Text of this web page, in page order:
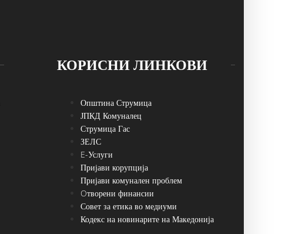
КОРИСНИ ЛИНКОВИ
Општина Струмица
ЈПКД Комуналец
Струмица Гас
ЗЕЛС
E-Услуги
Пријави корупција
Пријави комунален проблем
Oтворени финансии
Совет за етика во медиуми
Кодекс на новинарите на Македонија